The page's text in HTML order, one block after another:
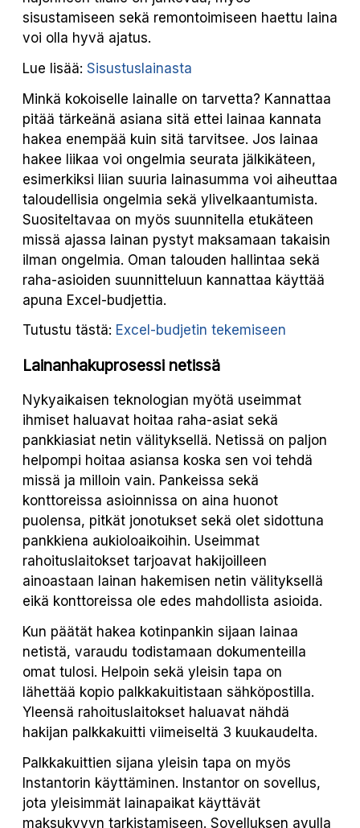
sisustamiseen sekä remontoimiseen haettu laina
voi olla hyvä ajatus.
Lue lisää: Sisustuslainasta
Minkä kokoiselle lainalle on tarvetta? Kannattaa
pitää tärkeänä asiana sitä ettei lainaa kannata
hakea enempää kuin sitä tarvitsee. Jos lainaa
hakee liikaa voi ongelmia seurata jälkikäteen,
esimerkiksi liian suuria lainasumma voi aiheuttaa
taloudellisia ongelmia sekä ylivelkaantumista.
Suositeltavaa on myös suunnitella etukäteen
missä ajassa lainan pystyt maksamaan takaisin
ilman ongelmia. Oman talouden hallintaa sekä
raha-asioiden suunnitteluun kannattaa käyttää
apuna Excel-budjettia.
Tutustu tästä: Excel-budjetin tekemiseen
Lainanhakuprosessi netissä
Nykyaikaisen teknologian myötä useimmat
ihmiset haluavat hoitaa raha-asiat sekä
pankkiasiat netin välityksellä. Netissä on paljon
helpompi hoitaa asiansa koska sen voi tehdä
missä ja milloin vain. Pankeissa sekä
konttoreissa asioinnissa on aina huonot
puolensa, pitkät jonotukset sekä olet sidottuna
pankkiena aukioloaikoihin. Useimmat
rahoituslaitokset tarjoavat hakijoilleen
ainoastaan lainan hakemisen netin välityksellä
eikä konttoreissa ole edes mahdollista asioida.
Kun päätät hakea kotinpankin sijaan lainaa
netistä, varaudu todistamaan dokumenteilla
omat tulosi. Helpoin sekä yleisin tapa on
lähettää kopio palkkakuitistaan sähköpostilla.
Yleensä rahoituslaitokset haluavat nähdä
hakijan palkkakuitti viimeiseltä 3 kuukaudelta.
Palkkakuittien sijana yleisin tapa on myös
Instantorin käyttäminen. Instantor on sovellus,
jota yleisimmät lainapaikat käyttävät
maksukyvyn tarkistamiseen. Sovelluksen avulla